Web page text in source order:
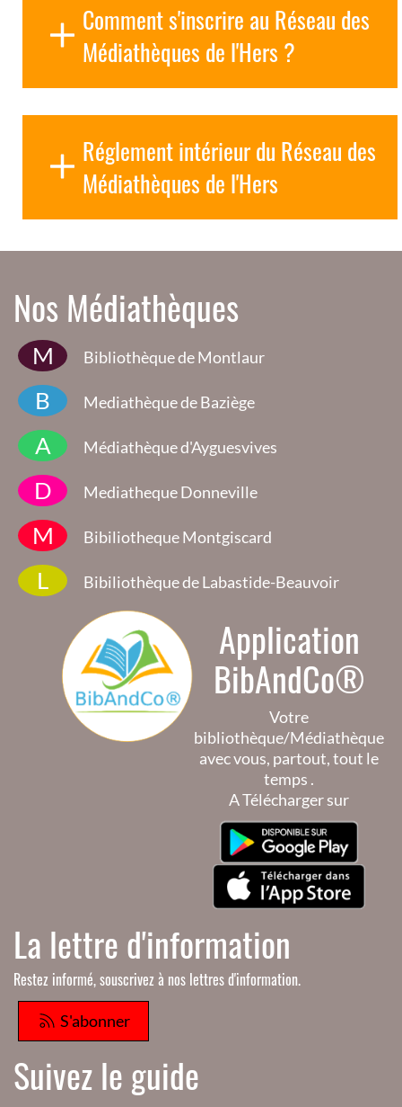
Comment s'inscrire au Réseau des
Médiathèques de l'Hers ?
Réglement intérieur du Réseau des
Médiathèques de l'Hers
Nos Médiathèques
M Bibliothèque de Montlaur
B Mediathèque de Baziège
A Médiathèque d'Ayguesvives
D Mediatheque Donneville
M Bibiliotheque Montgiscard
L Bibiliothèque de Labastide-Beauvoir
Application
BibAndCo®
Votre
bibliothèque/Médiathèque
avec vous, partout, tout le
temps .
A Télécharger sur
La lettre d'information
Restez informé, souscrivez à nos lettres d'information.
S'abonner
Suivez le guide